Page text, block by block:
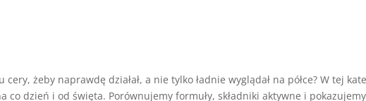
żeby naprawdę działał, a nie tylko ładnie wyglądał na półce? W tej
co dzień i od święta. Porównujemy formuły, składniki aktywne i